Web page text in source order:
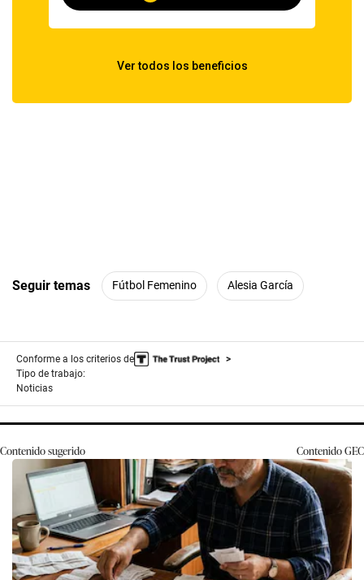
Seguir temas Fútbol Femenino Alesia García
Conforme a los criterios de
Tipo de trabajo:
Noticias
Contenido sugerido ContenidoGEC